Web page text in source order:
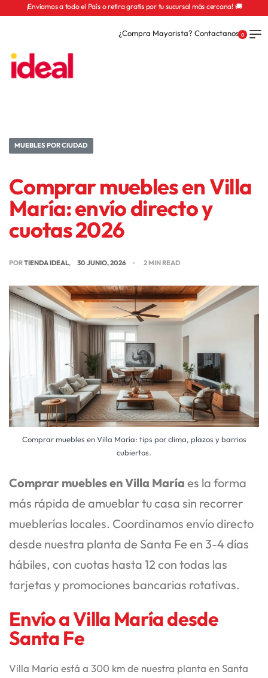
¡Enviamos a todo el País o retira gratis por tu sucursal más cercana! 🚚
¿Compra Mayorista? Contactanos 0
MUEBLES POR CIUDAD
Comprar muebles en Villa
María: envío directo y
cuotas 2026
PORTIENDA IDEAL 30 JUNIO, 2026 2 MIN READ
Comprar muebles en Villa María: tips por clima, plazos y barrios
cubiertos.
Comprar muebles en Villa María es la forma
más rápida de amueblar tu casa sin recorrer
mueblerías locales. Coordinamos envío directo
desde nuestra planta de Santa Fe en 3-4 días
hábiles, con cuotas hasta 12 con todas las
tarjetas y promociones bancarias rotativas.
Envío a Villa María desde
Santa Fe
Villa María está a 300 km de nuestra planta en Santa